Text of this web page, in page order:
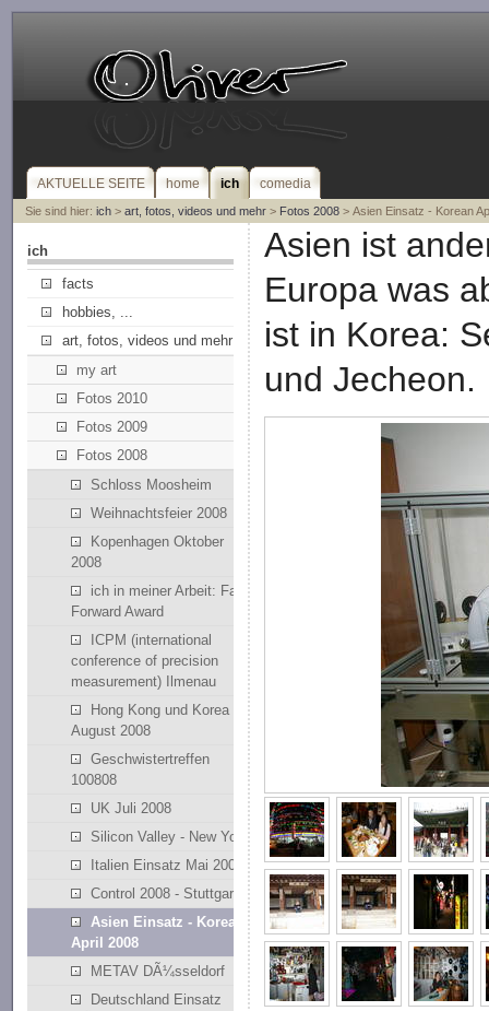
AKTUELLE SEITE home ich comedia
Sie sind hier: ich> art, fotos, videos und mehr> Fotos 2008> Asien Einsatz - Korean
ich
facts
hobbies, ...
art, fotos, videos und mehr
my art
Fotos 2010
Fotos 2009
Fotos 2008
Schloss Moosheim
Weihnachtsfeier 2008
Kopenhagen Oktober
2008
ich in meiner Arbeit: Fast
Forward Award
ICPM (international
conference of precision
measurement) Ilmenau
Hong Kong und Korea
August 2008
Geschwistertreffen
100808
UK Juli 2008
Silicon Valley - New York
Italien Einsatz Mai 2008
Control 2008 - Stuttgart
Asien Einsatz - Korean
April 2008
METAV DÃ¼sseldorf
Deutschland Einsatz
Asien ist
Europa was
ist in Korea:
und Jecheon.